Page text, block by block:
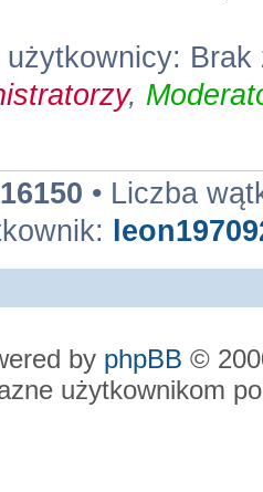
,
16150 • Liczba
by phpBB ©
użytkownikom